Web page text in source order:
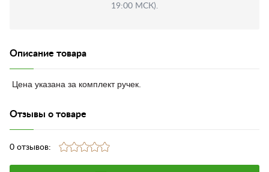
19:00 МСК).
Описание товара
Цена указана за комплект ручек.
Отзывы о товаре
0 отзывов: